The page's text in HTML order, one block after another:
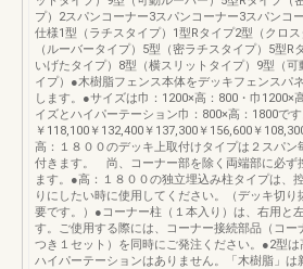
プ）2スパンコーナー3スパンコーナー3スパンコ
仕様1型（ラチスタイプ）1型Rタイプ2型（クロ
（ルーバータイプ）5型（密ラチスタイプ）5型R
いげたタイプ）8型（横スリットタイプ）9型（可
イプ）●木樹脂フェンス本体をデッキフェンスパ
します。●サイズは巾：1200×高：800・巾1200×
イズとハイパーテーション巾：800×高：1800です
￥118,100￥132,400￥137,300￥156,600￥
高：１８００のデッキ上取付けタイプは２スパン
付きます。 尚、コーナー部を除く両端部に必ず
ます。●高：１８００の独立埋込み柱タイプは、
りにしたい時に使用してください。（デッキ切り
要です。）●コーナー柱（１本入り）は、右用と
す。ご使用する際には、コーナー接続部品（コー
つき１セット）を同時にご発注ください。●2型は
ハイパーテーションはありません。「木樹脂」は